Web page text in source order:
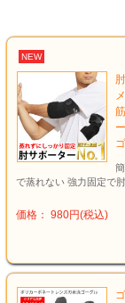
NEW
で蒸れない 強力固定で
価格： 980円(税込)